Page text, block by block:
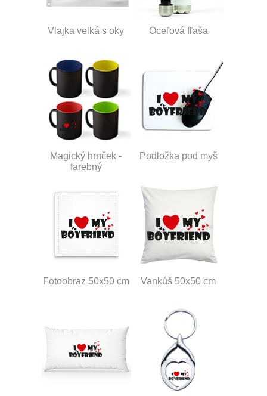
Vlajka velká s oky Oceľová fľaša
Magický hrnček -
farebný
Podložka pod myš
Fotoobraz 50x50 cm Vankúš 50x50 cm